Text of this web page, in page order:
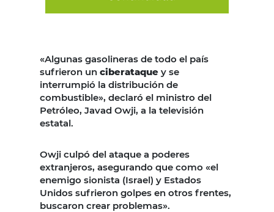
«Algunas gasolineras de todo el país
sufrieron un ciberataque y se
interrumpió la distribución de
combustible», declaró el ministro del
Petróleo, Javad Owji, a la televisión
estatal.
Owji culpó del ataque a poderes
extranjeros, asegurando que como «el
enemigo sionista (Israel) y Estados
Unidos sufrieron golpes en otros frentes,
buscaron crear problemas».